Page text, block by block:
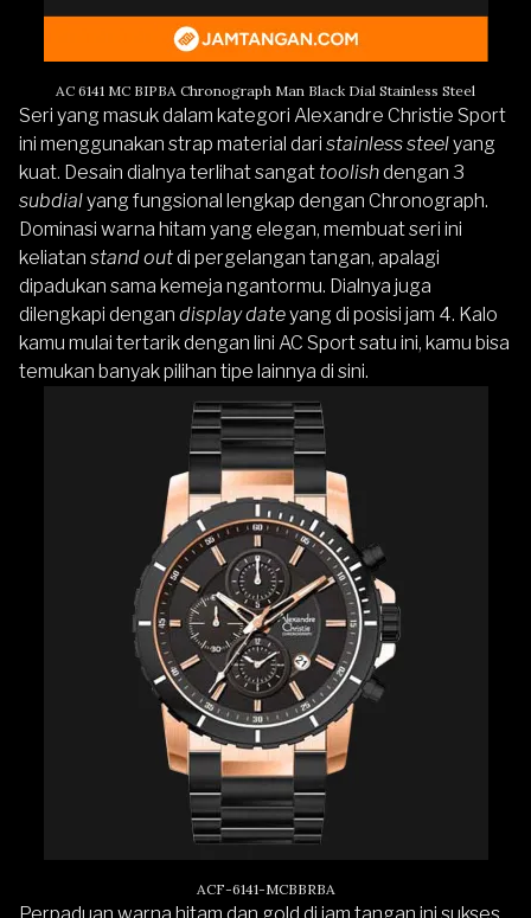
AC 6141 MC BIPBA Chronograph Man Black Dial Stainless Steel
Seri yang masuk dalam kategori Alexandre Christie Sport
ini menggunakan strap material dari stainless steelyang
kuat. Desain dialnya terlihat sangat toolishdengan 3
subdialyang fungsional lengkap dengan Chronograph.
Dominasi warna hitam yang elegan, membuat seri ini
keliatan stand outdi pergelangan tangan, apalagi
dipadukan sama kemeja ngantormu. Dialnya juga
dilengkapi dengan display dateyang di posisi jam 4. Kalo
kamu mulai tertarik dengan lini AC Sport satu ini, kamu bisa
temukan banyak pilihan tipe lainnya di sini.
ACF-6141-MCBBRBA
Perpaduan warna hitam dan gold di jam tangan ini sukses